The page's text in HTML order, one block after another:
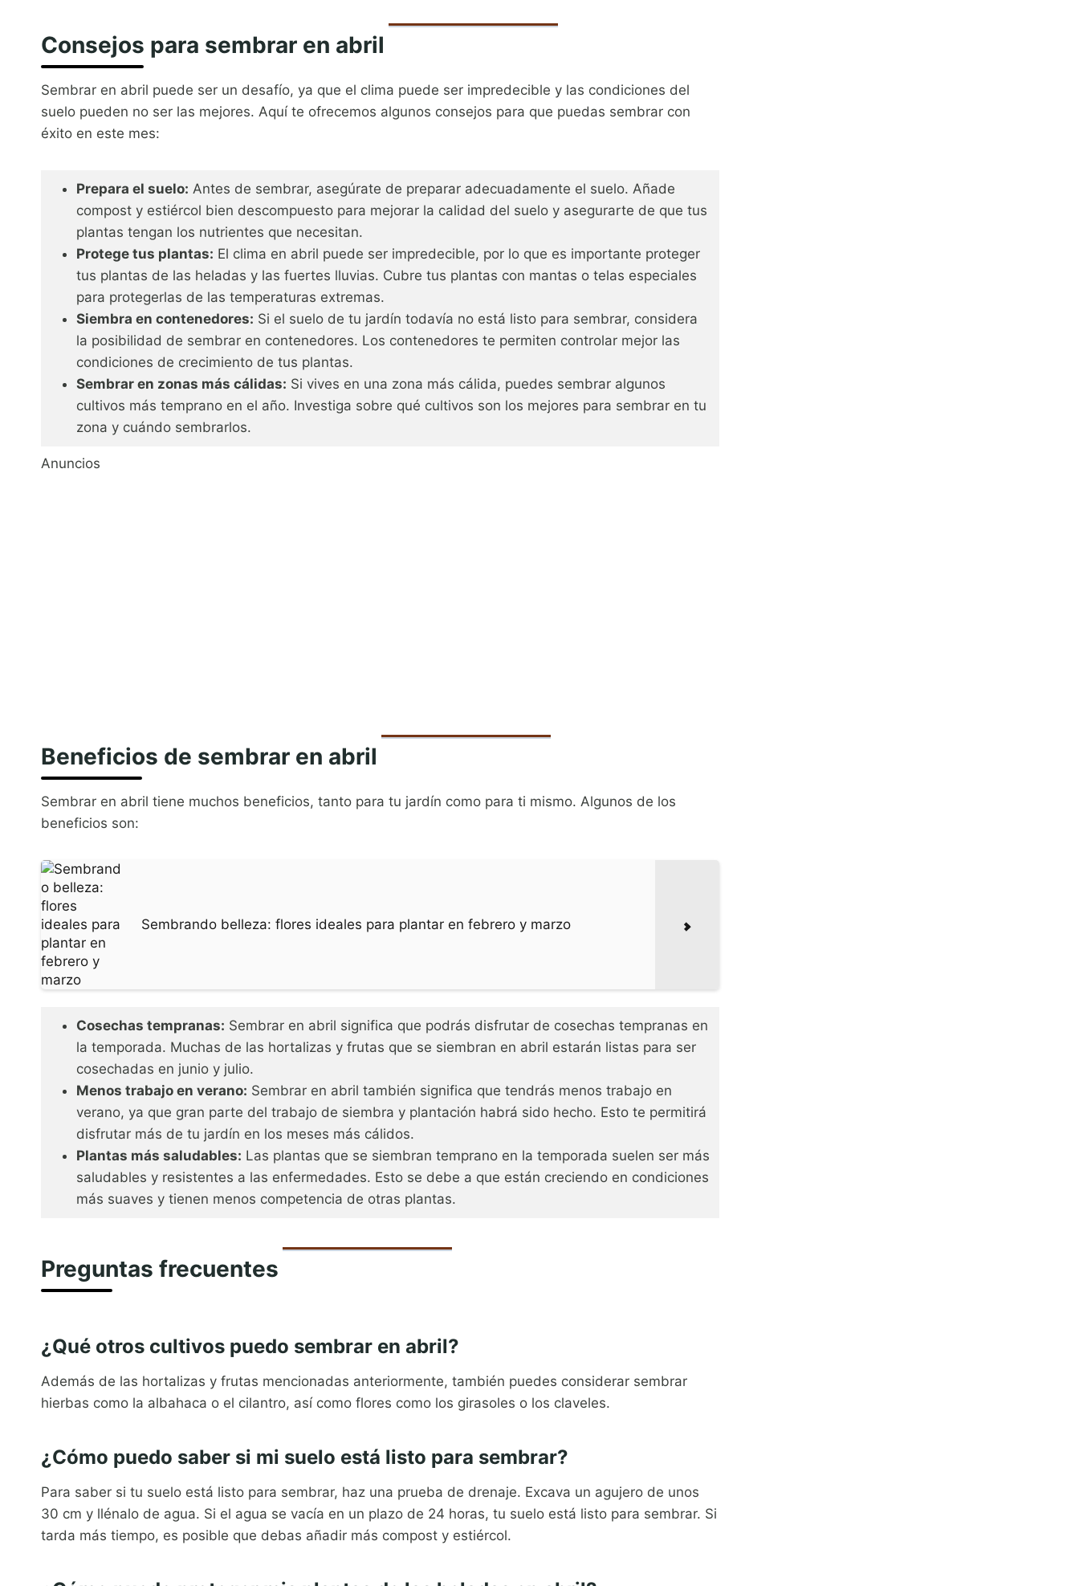
Consejos para sembrar en abril
Sembrar en abril puede ser un desafío, ya que el clima puede ser impredecible y las condiciones del
suelo pueden no ser las mejores. Aquí te ofrecemos algunos consejos para que puedas sembrar con
éxito en este mes:
Prepara el suelo: Antes de sembrar, asegúrate de preparar adecuadamente el suelo. Añade
compost y estiércol bien descompuesto para mejorar la calidad del suelo y asegurarte de que tus
plantas tengan los nutrientes que necesitan.
Protege tus plantas: El clima en abril puede ser impredecible, por lo que es importante proteger
tus plantas de las heladas y las fuertes lluvias. Cubre tus plantas con mantas o telas especiales
para protegerlas de las temperaturas extremas.
Siembra en contenedores: Si el suelo de tu jardín todavía no está listo para sembrar, considera
la posibilidad de sembrar en contenedores. Los contenedores te permiten controlar mejor las
condiciones de crecimiento de tus plantas.
Sembrar en zonas más cálidas: Si vives en una zona más cálida, puedes sembrar algunos
cultivos más temprano en el año. Investiga sobre qué cultivos son los mejores para sembrar en tu
zona y cuándo sembrarlos.
Anuncios
Beneficios de sembrar en abril
Sembrar en abril tiene muchos beneficios, tanto para tu jardín como para ti mismo. Algunos de los
beneficios son:
Sembrando belleza: flores ideales para plantar en febrero y marzo
Cosechas tempranas: Sembrar en abril significa que podrás disfrutar de cosechas tempranas en
la temporada. Muchas de las hortalizas y frutas que se siembran en abril estarán listas para ser
cosechadas en junio y julio.
Menos trabajo en verano: Sembrar en abril también significa que tendrás menos trabajo en
verano, ya que gran parte del trabajo de siembra y plantación habrá sido hecho. Esto te permitirá
disfrutar más de tu jardín en los meses más cálidos.
Plantas más saludables: Las plantas que se siembran temprano en la temporada suelen ser más
saludables y resistentes a las enfermedades. Esto se debe a que están creciendo en condiciones
más suaves y tienen menos competencia de otras plantas.
Preguntas frecuentes
¿Qué otros cultivos puedo sembrar en abril?
Además de las hortalizas y frutas mencionadas anteriormente, también puedes considerar sembrar
hierbas como la albahaca o el cilantro, así como flores como los girasoles o los claveles.
¿Cómo puedo saber si mi suelo está listo para sembrar?
Para saber si tu suelo está listo para sembrar, haz una prueba de drenaje. Excava un agujero de unos
30 cm y llénalo de agua. Si el agua se vacía en un plazo de 24 horas, tu suelo está listo para sembrar. Si
tarda más tiempo, es posible que debas añadir más compost y estiércol.